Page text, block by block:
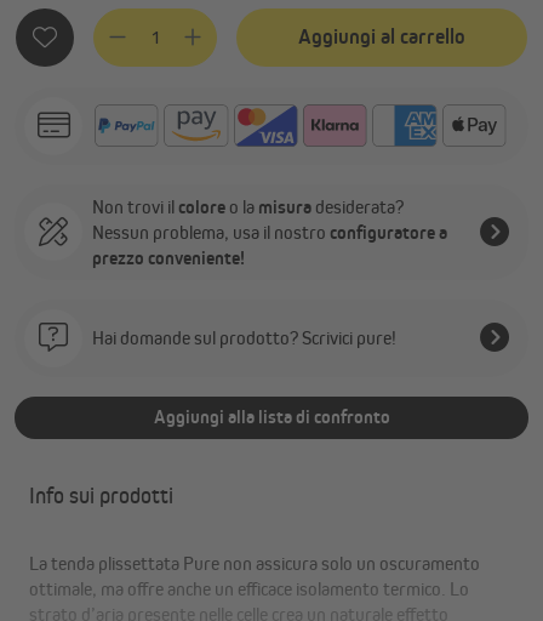
Quantità del prodotto: inserisci la quantità desiderata o
Aggiungi al carrello
Non trovi il colore o la misura desiderata?
Nessun problema, usa il nostro configuratore a
prezzo conveniente!
Hai domande sul prodotto? Scrivici pure!
Aggiungi alla lista di confronto
Info sui prodotti
La tenda plissettata Pure non assicura solo un oscuramento
ottimale, ma offre anche un efficace isolamento termico. Lo
strato d’aria presente nelle celle crea un naturale effetto